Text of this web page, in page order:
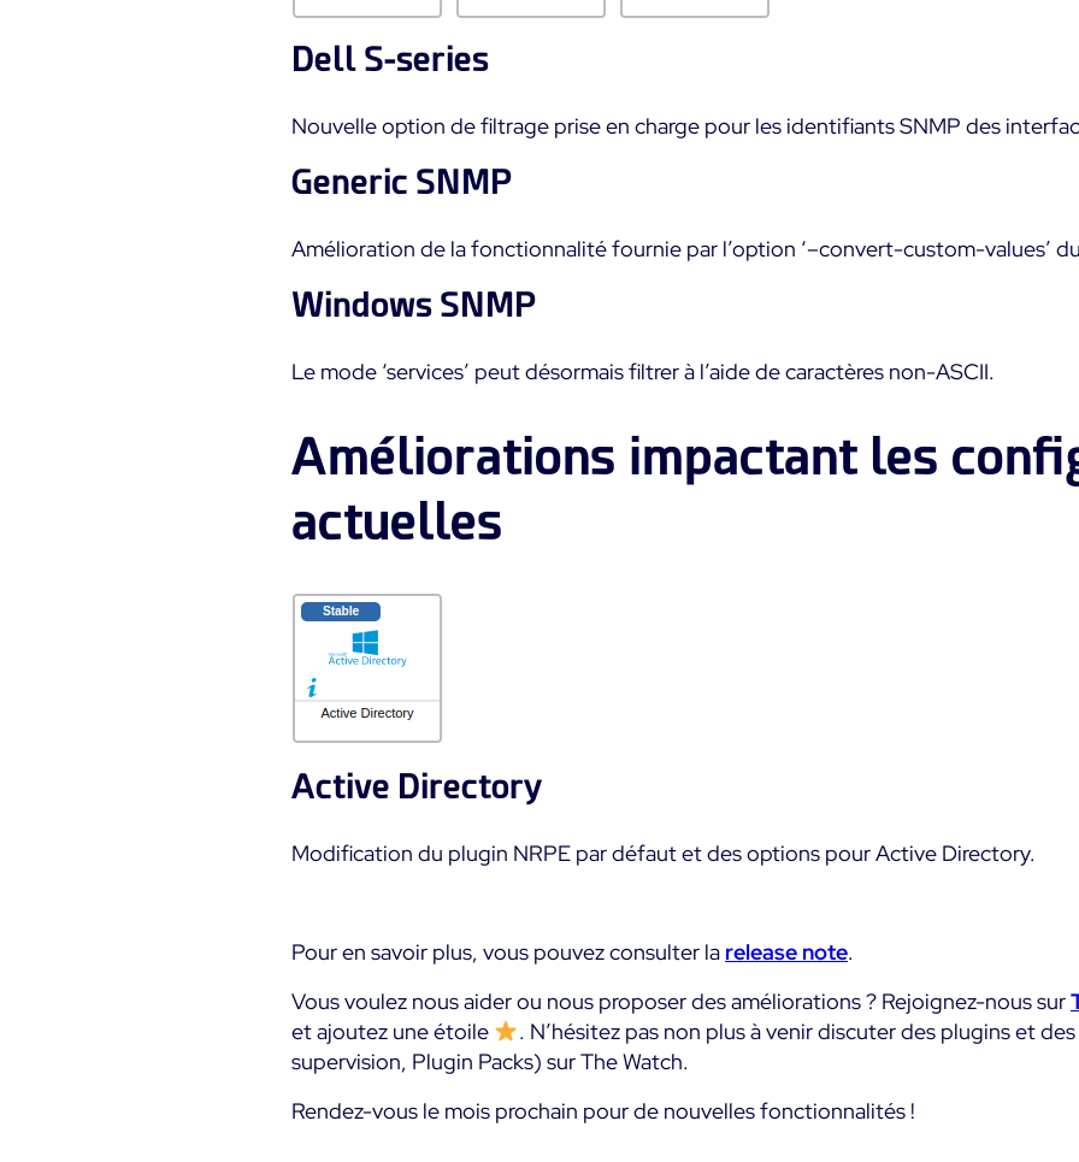
Dell S-series
Nouvelle option de filtrage prise en charge pour les identifiants SNMP des
Generic SNMP
Amélioration de la fonctionnalité fournie par l’option ‘–convert-custom-values’
Windows SNMP
Le mode ‘services’ peut désormais filtrer à l’aide de caractères non-ASCII.
Améliorations impactant les
actuelles
Active Directory
Modification du plugin NRPE par défaut et des options pour Active Directory.
Pour en savoir plus, vous pouvez consulter la release note.
Vous voulez nous aider ou nous proposer des améliorations ? Rejoignez-nous sur
et ajoutez une étoile
. N’hésitez pas non plus à venir discuter des plugins et
supervision, Plugin Packs) sur The Watch.
Rendez-vous le mois prochain pour de nouvelles fonctionnalités !